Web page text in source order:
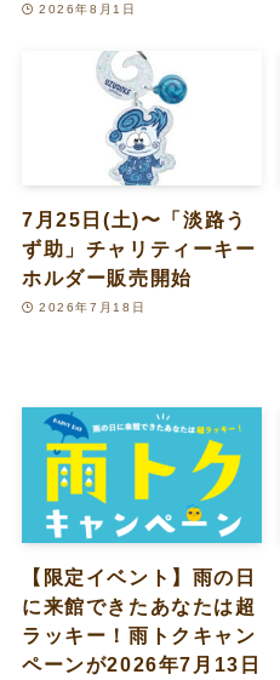
2026年8月1日
7月25日(土)〜「淡路う
ず助」チャリティーキー
ホルダー販売開始
2026年7月18日
【限定イベント】雨の日
に来館できたあなたは超
ラッキー！雨トクキャン
ペーンが2026年7月13日